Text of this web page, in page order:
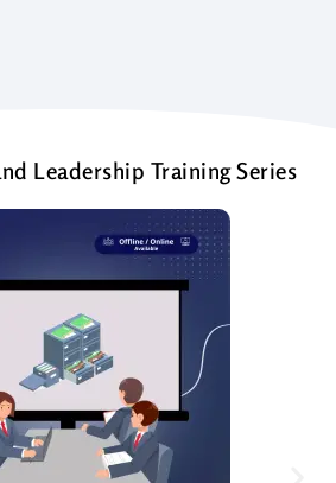
Leadership Training Series